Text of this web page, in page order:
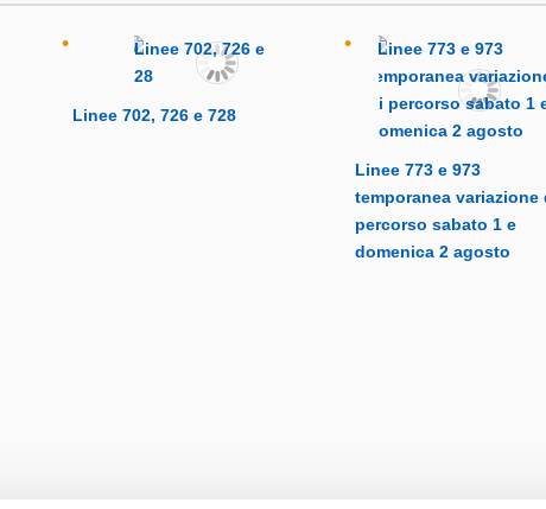
Linee 702, 726 e 728
Linee 773 e 973
temporanea variazione
percorso sabato 1 e
domenica 2 agosto